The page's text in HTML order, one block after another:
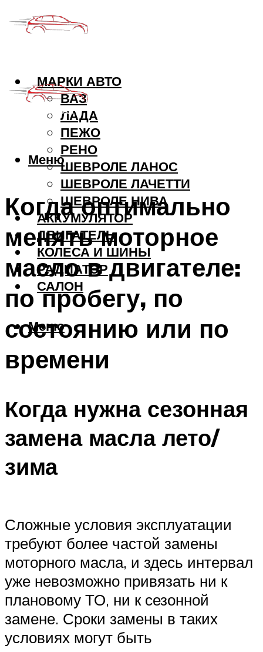
МАРКИ АВТО
ВАЗ
ЛАДА
ПЕЖО
РЕНО
ШЕВРОЛЕ ЛАНОС
ШЕВРОЛЕ ЛАЧЕТТИ
ШЕВРОЛЕ НИВА
АККУМУЛЯТОР
ДВИГАТЕЛЬ
КОЛЕСА И ШИНЫ
РАДИАТОР
САЛОН
Меню
Меню
Когда оптимально
менять моторное
масло в двигателе:
по пробегу, по
состоянию или по
времени
Когда нужна сезонная
замена масла лето/
зима
Сложные условия эксплуатации
требуют более частой замены
моторного масла, и здесь интервал
уже невозможно привязать ни к
плановому ТО, ни к сезонной
замене. Сроки замены в таких
условиях могут быть